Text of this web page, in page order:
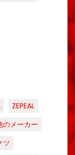
ZEPEAL
のメーカー
ツ